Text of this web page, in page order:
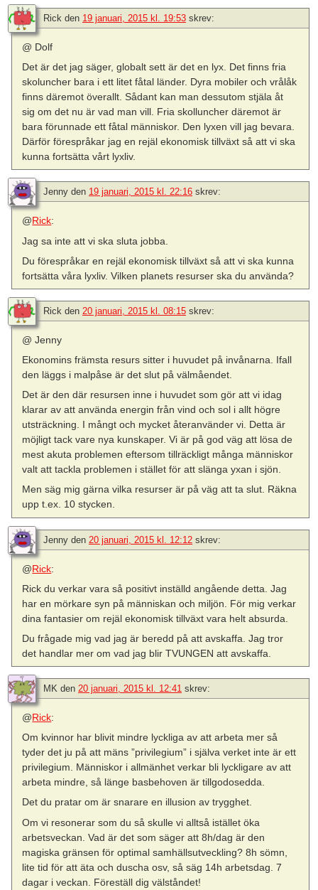
Rick den 19 januari, 2015 kl. 19:53 skrev:
@ Dolf
Det är det jag säger, globalt sett är det en lyx. Det finns fria
skoluncher bara i ett litet fåtal länder. Dyra mobiler och vrålåk
finns däremot överallt. Sådant kan man dessutom stjäla åt
sig om det nu är vad man vill. Fria skolluncher däremot är
bara förunnade ett fåtal människor. Den lyxen vill jag bevara.
Därför förespråkar jag en rejäl ekonomisk tillväxt så att vi ska
kunna fortsätta vårt lyxliv.
Jenny den 19 januari, 2015 kl. 22:16 skrev:
@Rick:
Jag sa inte att vi ska sluta jobba.
Du förespråkar en rejäl ekonomisk tillväxt så att vi ska kunna
fortsätta våra lyxliv. Vilken planets resurser ska du använda?
Rick den 20 januari, 2015 kl. 08:15 skrev:
@ Jenny
Ekonomins främsta resurs sitter i huvudet på invånarna. Ifall
den läggs i malpåse är det slut på välmåendet.
Det är den där resursen inne i huvudet som gör att vi idag
klarar av att använda energin från vind och sol i allt högre
utsträckning. I mångt och mycket återanvänder vi. Detta är
möjligt tack vare nya kunskaper. Vi är på god väg att lösa de
mest akuta problemen eftersom tillräckligt många människor
valt att tackla problemen i stället för att slänga yxan i sjön.
Men säg mig gärna vilka resurser är på väg att ta slut. Räkna
upp t.ex. 10 stycken.
Jenny den 20 januari, 2015 kl. 12:12 skrev:
@Rick:
Rick du verkar vara så positivt inställd angående detta. Jag
har en mörkare syn på människan och miljön. För mig verkar
dina fantasier om rejäl ekonomisk tillväxt vara helt absurda.
Du frågade mig vad jag är beredd på att avskaffa. Jag tror
det handlar mer om vad jag blir TVUNGEN att avskaffa.
MK den 20 januari, 2015 kl. 12:41 skrev:
@Rick:
Om kvinnor har blivit mindre lyckliga av att arbeta mer så
tyder det ju på att mäns ”privilegium” i själva verket inte är ett
privilegium. Människor i allmänhet verkar bli lyckligare av att
arbeta mindre, så länge basbehoven är tillgodosedda.
Det du pratar om är snarare en illusion av trygghet.
Om vi resonerar som du så skulle vi alltså istället öka
arbetsveckan. Vad är det som säger att 8h/dag är den
magiska gränsen för optimal samhällsutveckling? 8h sömn,
lite tid för att äta och duscha osv, så säg 14h arbetsdag. 7
dagar i veckan. Föreställ dig välståndet!